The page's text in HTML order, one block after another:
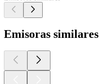
Emisoras similares